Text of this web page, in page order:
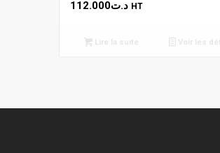
112.000د.ت HT